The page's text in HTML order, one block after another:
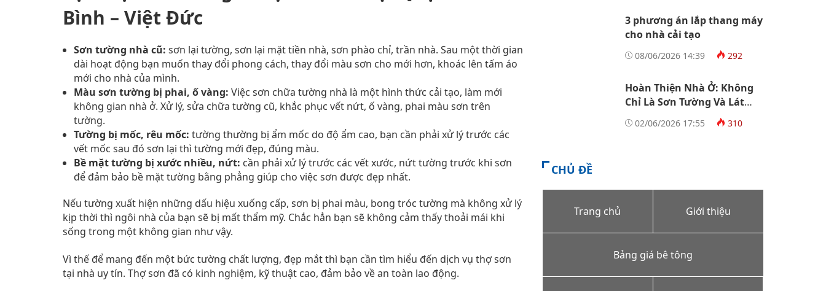
Bình – Việt Đức
Sơn tường nhà cũ: sơn lại tường, sơn lại mặt tiền nhà, sơn phào chỉ, trần nhà. Sau một thời gian
dài hoạt động bạn muốn thay đổi phong cách, thay đổi màu sơn cho mới hơn, khoác lên tấm áo
mới cho nhà của mình.
Màu sơn tường bị phai, ố vàng: Việc sơn chữa tường nhà là một hình thức cải tạo, làm mới
không gian nhà ở. Xử lý, sửa chữa tường cũ, khắc phục vết nứt, ố vàng, phai màu sơn trên
tường.
Tường bị mốc, rêu mốc: tường thường bị ẩm mốc do độ ẩm cao, bạn cần phải xử lý trước các
vết mốc sau đó sơn lại thì tường mới đẹp, đúng màu.
Bề mặt tường bị xước nhiều, nứt: cần phải xử lý trước các vết xước, nứt tường trước khi sơn
để đảm bảo bề mặt tường bằng phẳng giúp cho việc sơn được đẹp nhất.
Nếu tường xuất hiện những dấu hiệu xuống cấp, sơn bị phai màu, bong tróc tường mà không xử lý
kịp thời thì ngôi nhà của bạn sẽ bị mất thẩm mỹ. Chắc hẳn bạn sẽ không cảm thấy thoải mái khi
sống trong một không gian như vậy.
Vì thế để mang đến một bức tường chất lượng, đẹp mắt thì bạn cần tìm hiểu đến dịch vụ thợ sơn
tại nhà uy tín. Thợ sơn đã có kinh nghiệm, kỹ thuật cao, đảm bảo về an toàn lao động.
3 phương án lắp thang máy
cho nhà cải tạo
08/06/2026 14:39 292
Hoàn Thiện Nhà Ở: Không
Chỉ Là Sơn Tường Và Lát
Gạch
02/06/2026 17:55 310
CHỦ ĐỀ
Trang chủ Giới thiệu
Bảng giá bê tông